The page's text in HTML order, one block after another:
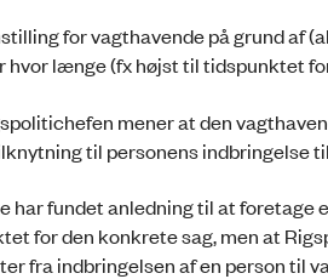
for vagthavende på grund af
længe (fx højst til tidspunktet
mener at den
til personens indbringelse
fundet anledning til at foretage
for den konkrete sag, men at
fra indbringelsen af en person til